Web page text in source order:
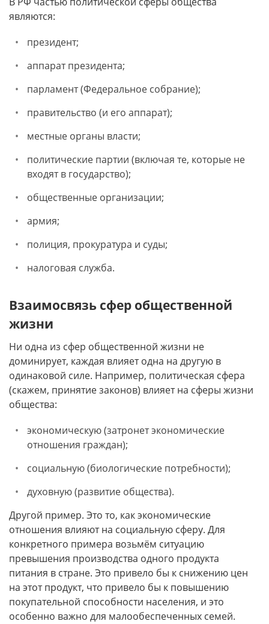
являются:
президент;
аппарат президента;
парламент (Федеральное собрание);
правительство (и его аппарат);
местные органы власти;
политические партии (включая те, которые не
входят в государство);
общественные организации;
армия;
полиция, прокуратура и суды;
налоговая служба.
Взаимосвязь сфер общественной
жизни
Ни одна из сфер общественной жизни не
доминирует, каждая влияет одна на другую в
одинаковой силе. Например, политическая сфера
(скажем, принятие законов) влияет на сферы жизни
общества:
экономическую (затронет экономические
отношения граждан);
социальную (биологические потребности);
духовную (развитие общества).
Другой пример. Это то, как экономические
отношения влияют на социальную сферу. Для
конкретного примера возьмём ситуацию
превышения производства одного продукта
питания в стране. Это привело бы к снижению цен
на этот продукт, что привело бы к повышению
покупательной способности населения, и это
особенно важно для малообеспеченных семей.